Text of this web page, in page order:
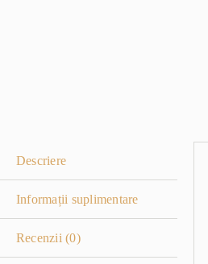
Descriere
Informații suplimentare
Recenzii (0)